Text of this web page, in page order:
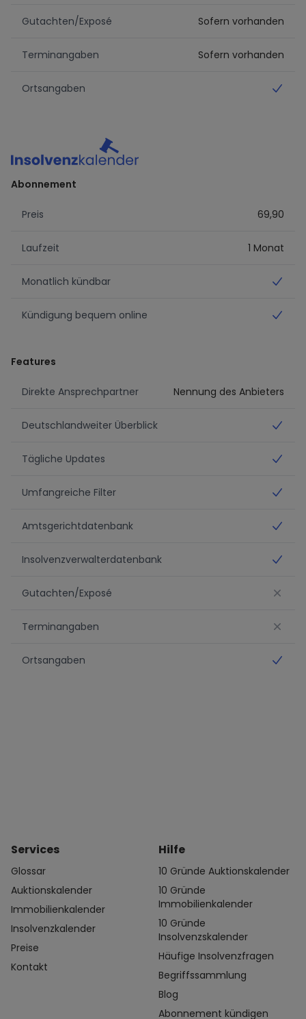
Gutachten/Exposé
Sofern vorhanden
Terminangaben Sofern vorhanden
Ortsangaben
Abonnement
Preis 69,90
Laufzeit 1 Monat
Monatlich kündbar
Kündigung bequem online
Features
Direkte Ansprechpartner Nennung des Anbieters
Deutschlandweiter Überblick
Tägliche Updates
Umfangreiche Filter
Amtsgerichtdatenbank
Insolvenzverwalterdatenbank
Gutachten/Exposé
Terminangaben
Ortsangaben
Services
Glossar
Auktionskalender
Immobilienkalender
Insolvenzkalender
Preise
Kontakt
Hilfe
10 Gründe Auktionskalender
10 Gründe
Immobilienkalender
10 Gründe
Insolvenzskalender
Häufige Insolvenzfragen
Begriffssammlung
Blog
Abonnement kündigen